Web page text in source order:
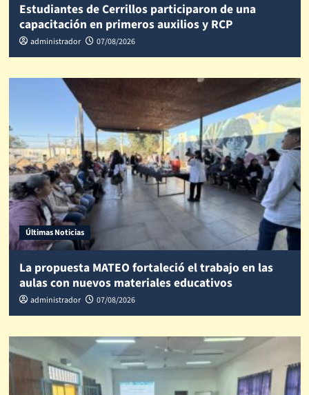
Estudiantes de Cerrillos participaron de una
capacitación en primeros auxilios y RCP
administrador 07/08/2026
Últimas Noticias
La propuesta MATEO fortaleció el trabajo en las
aulas con nuevos materiales educativos
administrador 07/08/2026